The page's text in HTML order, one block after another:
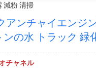
減粉 清掃
アンチャイエンジ
の水 トラック 緑
チャネル